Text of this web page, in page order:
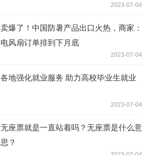
2023-07-04
卖爆了！中国防暑产品出口火热，商家：
电风扇订单排到下月底
2023-07-04
各地强化就业服务 助力高校毕业生就业
2023-07-04
无座票就是一直站着吗？无座票是什么意
思？